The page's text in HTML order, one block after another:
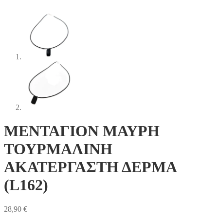
ΜΕΝΤΑΓΙΟΝ ΜΑΥΡΗ
ΤΟΥΡΜΑΛΙΝΗ
ΑΚΑΤΕΡΓΑΣΤΗ ΔΕΡΜΑ
(L162)
28,90 €